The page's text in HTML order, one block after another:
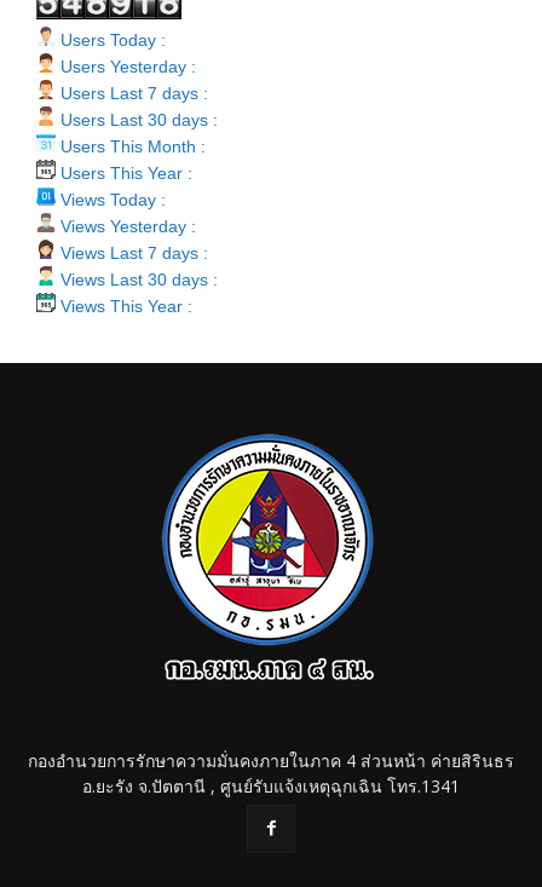
Users Today :
Users Yesterday :
Users Last 7 days :
Users Last 30 days :
Users This Month :
Users This Year :
Views Today :
Views Yesterday :
Views Last 7 days :
Views Last 30 days :
Views This Year :
กองอำนวยการรักษาความมั่นคงภายในภาค 4 ส่วนหน้า ค่ายสิรินธร
อ.ยะรัง จ.ปัตตานี , ศูนย์รับแจ้งเหตุฉุกเฉิน โทร.1341